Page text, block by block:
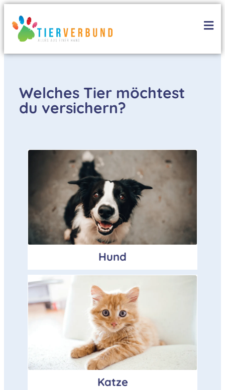
Welches Tier möchtest
du versichern?
Hund
Katze